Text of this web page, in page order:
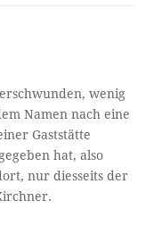
wenig
Namen nach eine
Gaststätte
hat, also
nur diesseits der